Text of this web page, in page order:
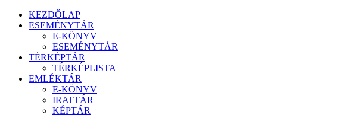
KEZDŐLAP
ESEMÉNYTÁR
E-KÖNYV
ESEMÉNYTÁR
TÉRKÉPTÁR
TÉRKÉPLISTA
EMLÉKTÁR
E-KÖNYV
IRATTÁR
KÉPTÁR